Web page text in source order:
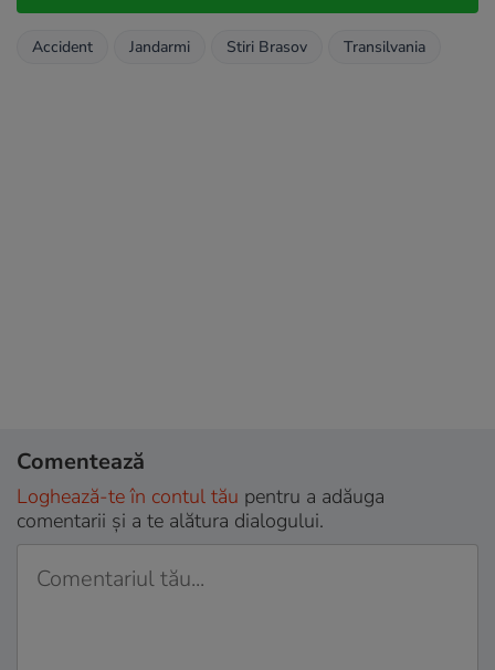
Accident Jandarmi Stiri Brasov Transilvania
Comentează
Loghează-te în contul tău pentru a adăuga
comentarii și a te alătura dialogului.